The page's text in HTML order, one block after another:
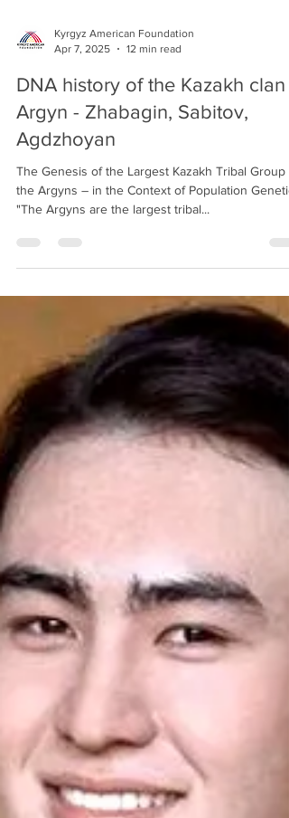
Apr 7, 2025
12 min read
DNA history of the Kazakh clan
Argyn - Zhabagin, Sabitov,
Agdzhoyan
The Genesis of the Largest Kazakh Tribal Group –
"The Argyns are the largest tribal...